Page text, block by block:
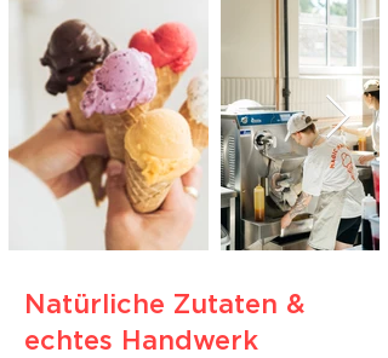
Natürliche Zutaten &
echtes Handwerk